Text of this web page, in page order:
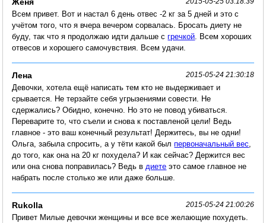
Всем привет. Вот и настал 6 день отвес -2 кг за 5 дней и это с
учётом того, что я вчера вечером сорвалась. Бросать диету не
буду, так что я продолжаю идти дальше сгречкой . Всем хороших
отвесов и хорошего самочувствия. Всем удачи.
Лена 2015-05-24 21:30:18
Девочки, хотела ещё написать тем кто не выдерживает и
срывается. Не терзайте себя угрызениями совести. Не
сдержались? Обидно, конечно. Но это не повод убиваться.
Переварите то, что съели и снова к поставленой цели! Ведь
главное - это ваш конечный результат! Держитесь, вы не одни!
Ольга, забыла спросить, а у тёти какой былпервоначальный вес
до того, как она на 20 кг похудела? И как сейчас? Держится вес
или она снова поправилась? Ведь в диете это самое главное не
набрать после столько же или даже больше.
Rukolla 2015-05-24 21:00:26
Привет Милые девочки женщины и все все желающие похудеть.